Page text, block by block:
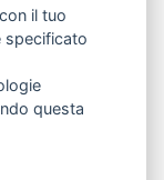
il tuo
specificato
questa